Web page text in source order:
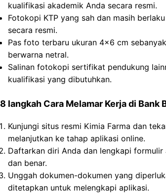
kualifikasi akademik Anda secara resmi.
Fotokopi KTP yang sah dan masih
secara resmi.
Pas foto terbaru ukuran 4×6 cm
berwarna netral.
Salinan fotokopi sertifikat pendukung
kualifikasi yang dibutuhkan.
8 langkah Cara Melamar Kerja di Bank
Kunjungi situs resmi Kimia Farma dan
melanjutkan ke tahap aplikasi online.
Daftarkan diri Anda dan lengkapi
dan benar.
Unggah dokumen-dokumen yang
ditetapkan untuk melengkapi aplikasi.